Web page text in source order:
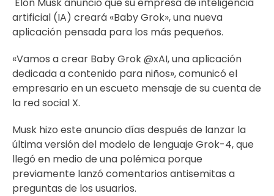
artificial (IA) creará «Baby Grok», una nueva
aplicación pensada para los más pequeños.
«Vamos a crear Baby Grok @xAI, una aplicación
dedicada a contenido para niños», comunicó el
empresario en un escueto mensaje de su cuenta de
la red social X.
Musk hizo este anuncio días después de lanzar la
última versión del modelo de lenguaje Grok-4, que
llegó en medio de una polémica porque
previamente lanzó comentarios antisemitas a
preguntas de los usuarios.